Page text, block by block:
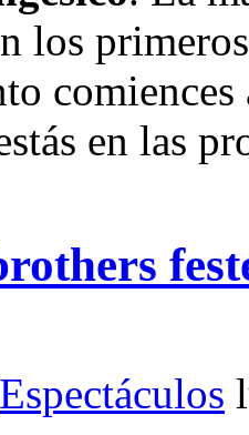
los
en las
Espectáculos